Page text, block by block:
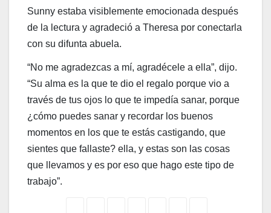
Sunny estaba visiblemente emocionada después
de la lectura y agradeció a Theresa por conectarla
con su difunta abuela.
“No me agradezcas a mí, agradécele a ella”, dijo.
“Su alma es la que te dio el regalo porque vio a
través de tus ojos lo que te impedía sanar, porque
¿cómo puedes sanar y recordar los buenos
momentos en los que te estás castigando, que
sientes que fallaste? ella, y estas son las cosas
que llevamos y es por eso que hago este tipo de
trabajo”.